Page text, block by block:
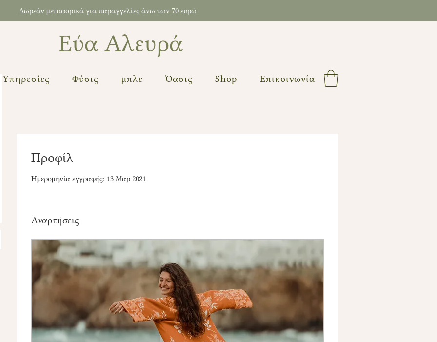
Δωρεάν μεταφορικά για παραγγελίες άνω των 70 ευρώ
Εύα Αλευρά
Υπηρεσίες Φύσις μπλε Όασις Shop Επικοινωνία
Προφίλ
Ημερομηνία εγγραφής: 13 Μαρ 2021
Αναρτήσεις